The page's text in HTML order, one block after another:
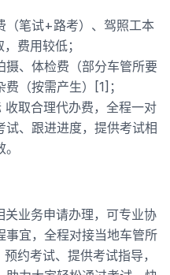
（笔试+路考）、驾照工本
费用较低；
摄、体检费（部分车管所要
（按需产生）[1]；
取合理代办费，全程一对
、跟进进度，提供考试相
业务申请办理，可专业协
事宜，全程对接当地车管所
约考试、提供考试指导，